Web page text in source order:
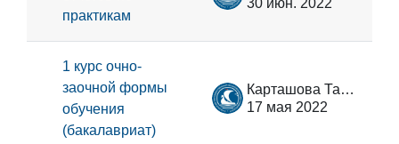
практикам
30 июн. 2022
1 курс очно-
заочной формы
обучения
(бакалавриат)
Карташова Татьяна Владимировна
17 мая 2022